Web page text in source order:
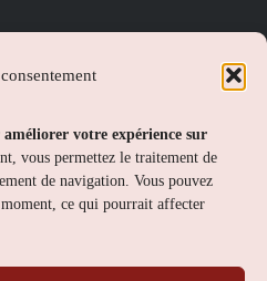
votre expérience sur
vous permettez le traitement de
de navigation. Vous pouvez
ce qui pourrait affecter